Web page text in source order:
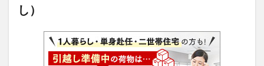
し）